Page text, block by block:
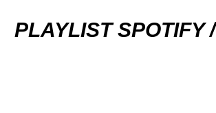
PLAYLIST SPOTIFY /